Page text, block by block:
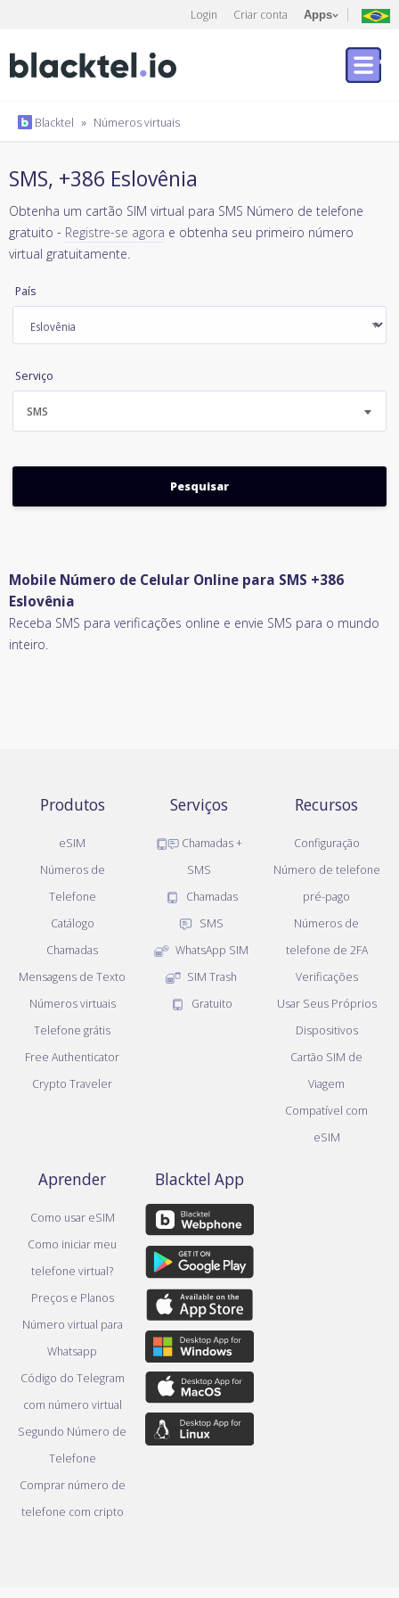
Login Criar conta Apps
Blacktel » Números virtuais
SMS, +386 Eslovênia
Obtenha um cartão SIM virtual para SMS Número de telefone
gratuito - Registre-se agora e obtenha seu primeiro número
virtual gratuitamente.
País
Serviço
SMS
Mobile Número de Celular Online para SMS +386
Eslovênia
Receba SMS para verificações online e envie SMS para o mundo
inteiro.
Produtos
eSIM
Números de
Telefone
Catálogo
Chamadas
Mensagens de Texto
Números virtuais
Telefone grátis
Free Authenticator
Crypto Traveler
Serviços
Chamadas +
SMS
Chamadas
SMS
WhatsApp SIM
SIM Trash
Gratuito
Recursos
Configuração
Número de telefone
pré-pago
Números de
telefone de 2FA
Verificações
Usar Seus Próprios
Dispositivos
Cartão SIM de
Viagem
Compatível com
eSIM
Aprender
Como usar eSIM
Como iniciar meu
telefone virtual?
Preços e Planos
Número virtual para
Whatsapp
Código do Telegram
com número virtual
Segundo Número de
Telefone
Comprar número de
telefone com cripto
Blacktel App